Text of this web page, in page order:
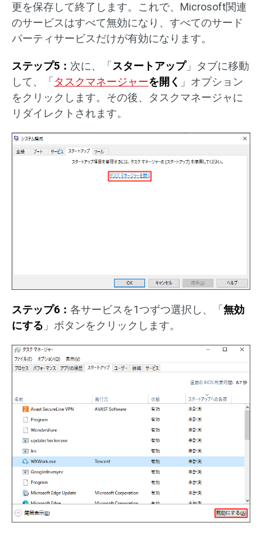
更を保存して終了します。これで、Microsoft関連
のサービスはすべて無効になり、すべてのサード
パーティサービスだけが有効になります。
ステップ5： 次に、「 スタートアップ」タブに移動
して、「 タスクマネージャーを開く 」オプション
をクリックします。その後、タスクマネージャに
リダイレクトされます。
ステップ6： 各サービスを1つずつ選択し、「 無効
にする 」ボタンをクリックします。